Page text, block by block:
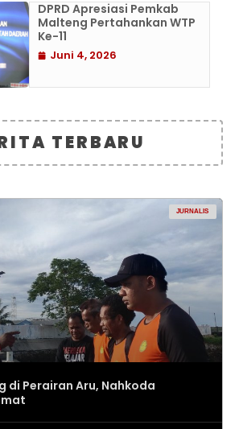
DPRD Apresiasi Pemkab
Malteng Pertahankan WTP
Ke-11
Juni 4, 2026
TERBARU
JURNALIS
di Perairan Aru, Nahkoda